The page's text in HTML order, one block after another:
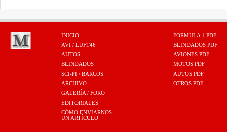
INICIO
AVI / LUFT46
AUTOS
BLINDADOS
SCI-FI / BARCOS
ARCHIVO
GALERÍA / FORO
EDITORIALES
CÓMO ENVIARNOS
UN ARTÍCULO
FORMULA 1 PDF
BLINDADOS PDF
AVIONES PDF
MOTOS PDF
AUTOS PDF
OTROS PDF